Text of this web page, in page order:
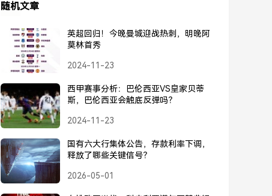
随机文章
英超回归！今晚曼城迎战热刺，明晚阿
莫林首秀
2024-11-23
西甲赛事分析：巴伦西亚VS皇家贝蒂
斯，巴伦西亚会触底反弹吗？
2024-11-23
国有六大行集体公告，存款利率下调，
释放了哪些关键信号？
2026-05-01